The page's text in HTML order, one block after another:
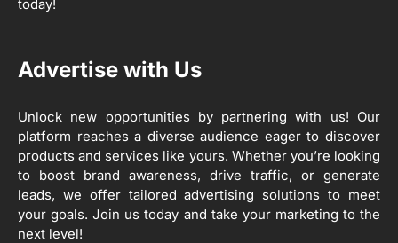
ਰਾਸ਼ਟਰੀ ਮਨੁੱਖੀ ਅਧਿਕਾਰ ਕਮਿਸ਼ਨ ਦੇ ਮੈਂਬਰ
ਸਕੀਮਾਂ ਦਾ ਜਾਇਜ਼ਾ
Editor
4
ਹੁਸ਼ਿਆਰਪੁਰ ਜ਼ਿਲ੍ਹੇ ਵ‘ ਈ.ਐੱਫ. ਡਿਜੀਟਾਈਜ਼ੇਸ਼ਨ
ਦਾ ਕੰਮ 99.92 ਫੀਸਦੀ ਮੁਕੰਮਲ: ਜ਼ਿਲ੍ਹਾ ਚੋਣ
ਅਫ਼ਸਰ
Editor
today!
Advertise with Us
Unlock new opportunities by partnering with us! Our
platform reaches a diverse audience eager to discover
products and services like yours. Whether you’re looking
to boost brand awareness, drive traffic, or generate
leads, we offer tailored advertising solutions to meet
your goals. Join us today and take your marketing to the
next level!